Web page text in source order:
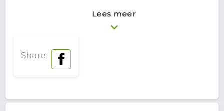
Lees meer
Share: